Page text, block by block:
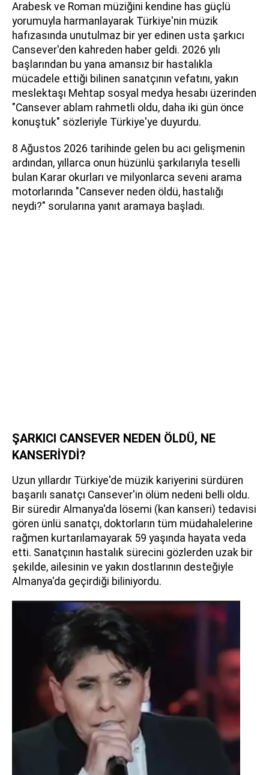
Arabesk ve Roman müziğini kendine has güçlü
yorumuyla harmanlayarak Türkiye'nin müzik
hafızasında unutulmaz bir yer edinen usta şarkıcı
Cansever'den kahreden haber geldi. 2026 yılı
başlarından bu yana amansız bir hastalıkla
mücadele ettiği bilinen sanatçının vefatını, yakın
meslektaşı Mehtap sosyal medya hesabı üzerinden
"Cansever ablam rahmetli oldu, daha iki gün önce
konuştuk" sözleriyle Türkiye'ye duyurdu.
8 Ağustos 2026 tarihinde gelen bu acı gelişmenin
ardından, yıllarca onun hüzünlü şarkılarıyla teselli
bulan Karar okurları ve milyonlarca seveni arama
motorlarında "Cansever neden öldü, hastalığı
neydi?" sorularına yanıt aramaya başladı.
ŞARKICI CANSEVER NEDEN ÖLDÜ, NE
KANSERİYDİ?
Uzun yıllardır Türkiye'de müzik kariyerini sürdüren
başarılı sanatçı Cansever'in ölüm nedeni belli oldu.
Bir süredir Almanya'da lösemi (kan kanseri) tedavisi
gören ünlü sanatçı, doktorların tüm müdahalelerine
rağmen kurtarılamayarak 59 yaşında hayata veda
etti. Sanatçının hastalık sürecini gözlerden uzak bir
şekilde, ailesinin ve yakın dostlarının desteğiyle
Almanya'da geçirdiği biliniyordu.